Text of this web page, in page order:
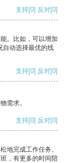
支持[0] 反对[0]
。比如，可以增加
自动选择最优的线
支持[0] 反对[0]
需求。
支持[0] 反对[0]
地完成工作任务。
，有更多的时间陪